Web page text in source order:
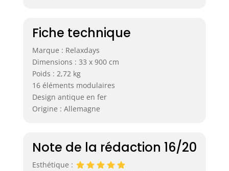
Fiche technique
Marque : Relaxdays
Dimensions : 33 x 900 cm
Poids : 2,72 kg
16 éléments modulaires
Design antique en fer
Origine : Allemagne
Note de la rédaction 16/20
Esthétique :